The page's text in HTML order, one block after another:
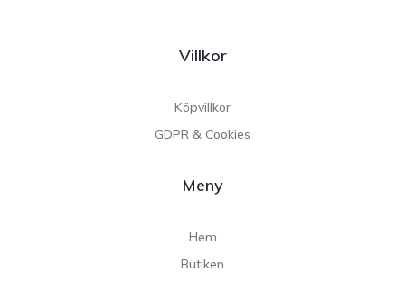
Villkor
Köpvillkor
GDPR & Cookies
Meny
Hem
Butiken